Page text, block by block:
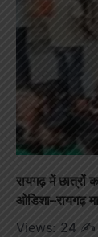
रायगढ़ में छात्रों
ओडिशा–रायगढ़
Views: 24 ✍️